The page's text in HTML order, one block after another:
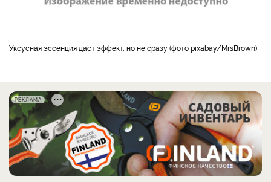
Уксусная эссенция даст эффект, но не сразу (фото pixabay/MrsBrown)
РЕКЛАМА